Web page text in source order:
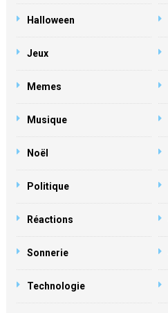
Halloween
Jeux
Memes
Musique
Noël
Politique
Réactions
Sonnerie
Technologie